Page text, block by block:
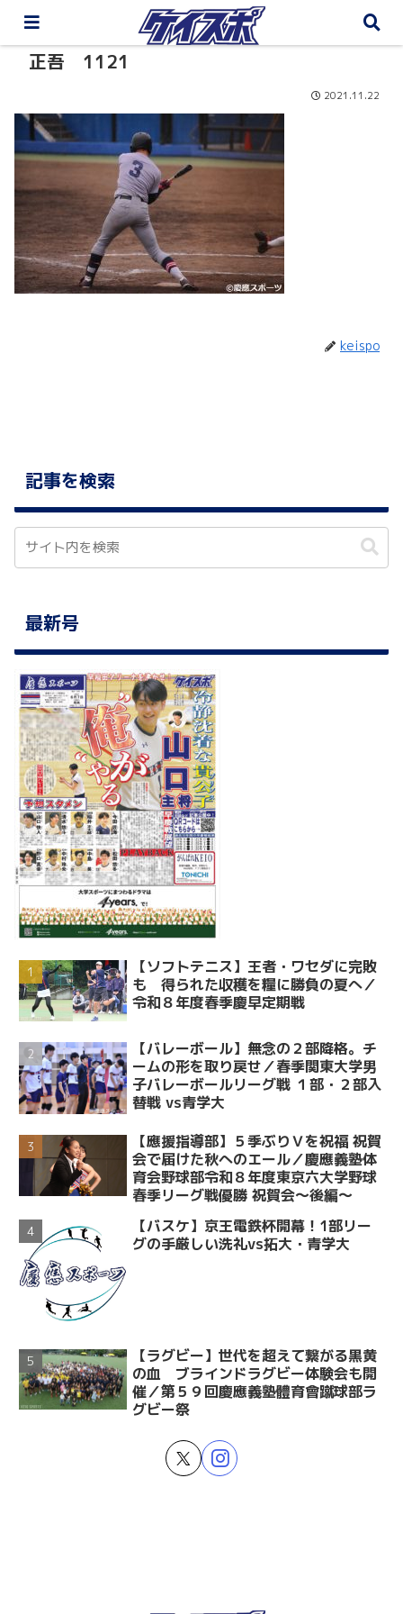
正吾 1121
2021.11.22
keispo
記事を検索
最新号
【ソフトテニス】王者・ワセダに完敗
も 得られた収穫を糧に勝負の夏へ／
令和８年度春季慶早定期戦
【バレーボール】無念の２部降格。チ
ームの形を取り戻せ／春季関東大学男
子バレーボールリーグ戦 １部・２部入
替戦 vs青学大
【應援指導部】５季ぶりＶを祝福 祝賀
会で届けた秋へのエール／慶應義塾体
育会野球部令和８年度東京六大学野球
春季リーグ戦優勝 祝賀会～後編～
【バスケ】京王電鉄杯開幕！1部リー
グの手厳しい洗礼vs拓大・青学大
【ラグビー】世代を超えて繋がる黒黄
の血 ブラインドラグビー体験会も開
催／第５９回慶應義塾體育會蹴球部ラ
グビー祭